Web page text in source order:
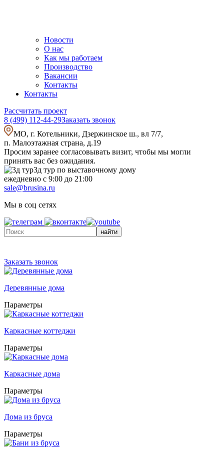
Новости
О нас
Как мы работаем
Производство
Вакансии
Контакты
Контакты
Рассчитать проект
8 (499) 112-44-29Заказать звонок
МО, г. Котельники, Дзержинское ш., вл 7/7,
п. Малоэтажная страна, д.19
Просим заранее согласовывать визит, чтобы мы могли
принять вас без ожидания.
3д тур по выставочному дому
ежедневно с 9:00 до 21:00
sale@brusina.ru
Мы в соц сетях
найти
Заказать звонок
Деревянные дома
Параметры
Каркасные коттеджи
Параметры
Каркасные дома
Параметры
Дома из бруса
Параметры